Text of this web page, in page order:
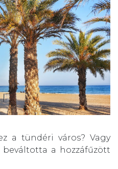
a tündéri város? Vagy
beváltotta a hozzáfűzött